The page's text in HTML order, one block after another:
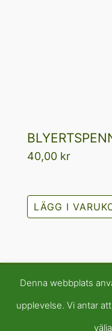
40,00 kr
LÄGG I
Denna webbplats
upplevelse. Vi antar